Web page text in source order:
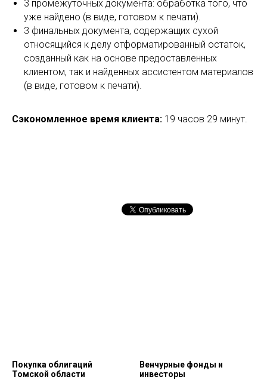
3 промежуточных документа: обработка того, что
уже найдено (в виде, готовом к печати).
3 финальных документа, содержащих сухой
относящийся к делу отформатированный остаток,
созданный как на основе предоставленных
клиентом, так и найденных ассистентом материалов
(в виде, готовом к печати).
Сэкономленное время клиента: 19 часов 29 минут.
Покупка облигаций
Томской области
Венчурные фонды и
инвесторы